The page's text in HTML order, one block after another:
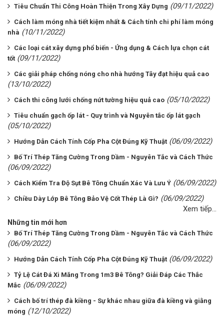
Tiêu Chuẩn Thi Công Hoàn Thiện Trong Xây Dựng (09/11/2022)
Cách làm móng nhà tiết kiệm nhất & Cách tính chi phí làm móng
nhà (10/11/2022)
Các loại cát xây dựng phổ biến - Ứng dụng & Cách lựa chọn cát
tốt (09/11/2022)
Các giải pháp chống nóng cho nhà hướng Tây đạt hiệu quả cao
(13/10/2022)
Cách thi công lưới chống nứt tường hiệu quả cao (05/10/2022)
Tiêu chuẩn gạch ốp lát - Quy trình và Nguyên tắc ốp lát gạch
(05/10/2022)
Hướng Dẫn Cách Tính Cốp Pha Cột Đúng Kỹ Thuật (06/09/2022)
Bố Trí Thép Tăng Cường Trong Dầm - Nguyên Tắc và Cách Thức
(06/09/2022)
Cách Kiểm Tra Độ Sụt Bê Tông Chuẩn Xác Và Lưu Ý (06/09/2022)
Chiều Dày Lớp Bê Tông Bảo Vệ Cốt Thép Là Gì? (06/09/2022)
Xem tiếp...
Những tin mới hơn
Bố Trí Thép Tăng Cường Trong Dầm - Nguyên Tắc và Cách Thức
(06/09/2022)
Hướng Dẫn Cách Tính Cốp Pha Cột Đúng Kỹ Thuật (06/09/2022)
Tỷ Lệ Cát Đá Xi Măng Trong 1m3 Bê Tông? Giải Đáp Các Thắc
Mắc (06/09/2022)
Cách bố trí thép đà kiềng - Sự khác nhau giữa đà kiềng và giằng
móng (12/10/2022)